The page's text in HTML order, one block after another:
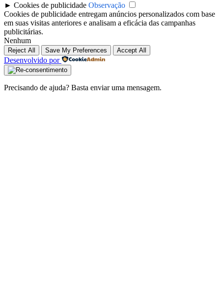
► Cookies de publicidade Observação
Cookies de publicidade entregam anúncios personalizados com base
em suas visitas anteriores e analisam a eficácia das campanhas
publicitárias.
Nenhum
Reject All Save My Preferences Accept All
Desenvolvido por
Precisando de ajuda? Basta enviar uma mensagem.